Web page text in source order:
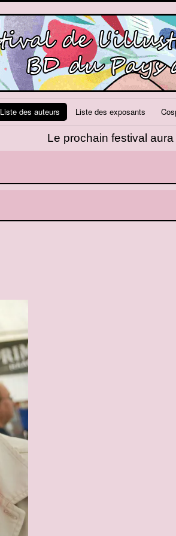
Liste des auteurs Liste des exposants
Le prochain festival aura